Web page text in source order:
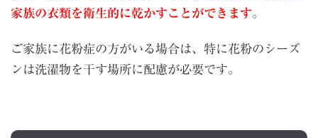
家族の衣類を衛生的に乾かすことができます。
ご家族に花粉症の方がいる場合は、特に花粉のシーズ
ンは洗濯物を干す場所に配慮が必要です。